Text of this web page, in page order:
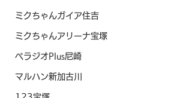
ミクちゃんガイア住吉
ミクちゃんアリーナ宝塚
ベラジオPlus尼崎
マルハン新加古川